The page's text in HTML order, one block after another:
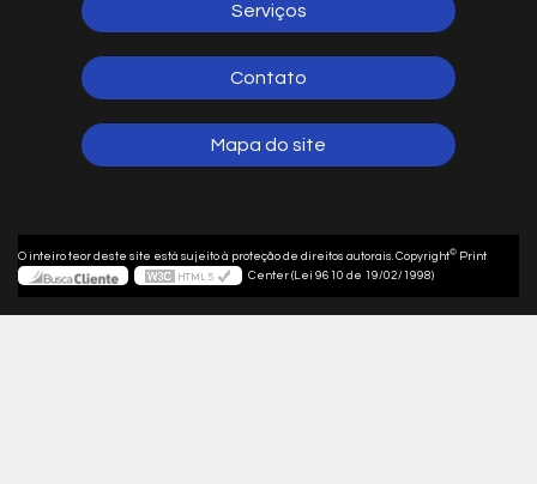
Serviços
Contato
Mapa do site
O inteiro teor deste site está sujeito à proteção de direitos autorais. Copyright© Print
Center (Lei 9610 de 19/02/1998)